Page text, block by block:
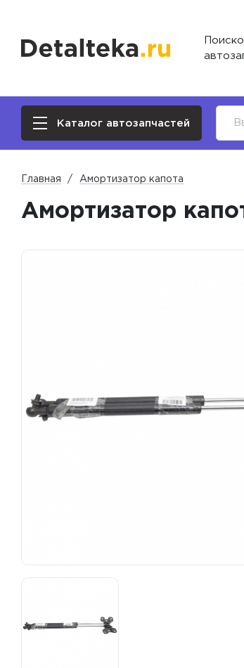
Каталог автозапчастей
Главная Амортизатор капота
Амортизатор